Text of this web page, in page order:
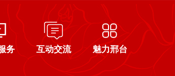
务 互动交流 魅力邢台